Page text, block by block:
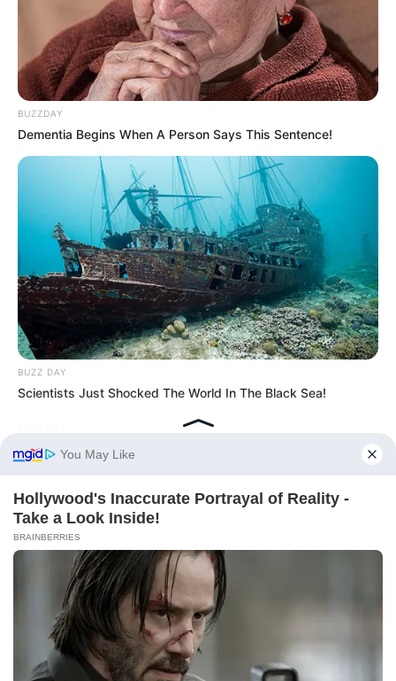
BUZZDAY
Dementia Begins When A Person Says This Sentence!
BUZZ DAY
Scientists Just Shocked The World In The Black Sea!
He Accepted Death, Then This Animal Did The Unthinkable!